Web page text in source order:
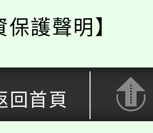
保護聲明】
回首頁